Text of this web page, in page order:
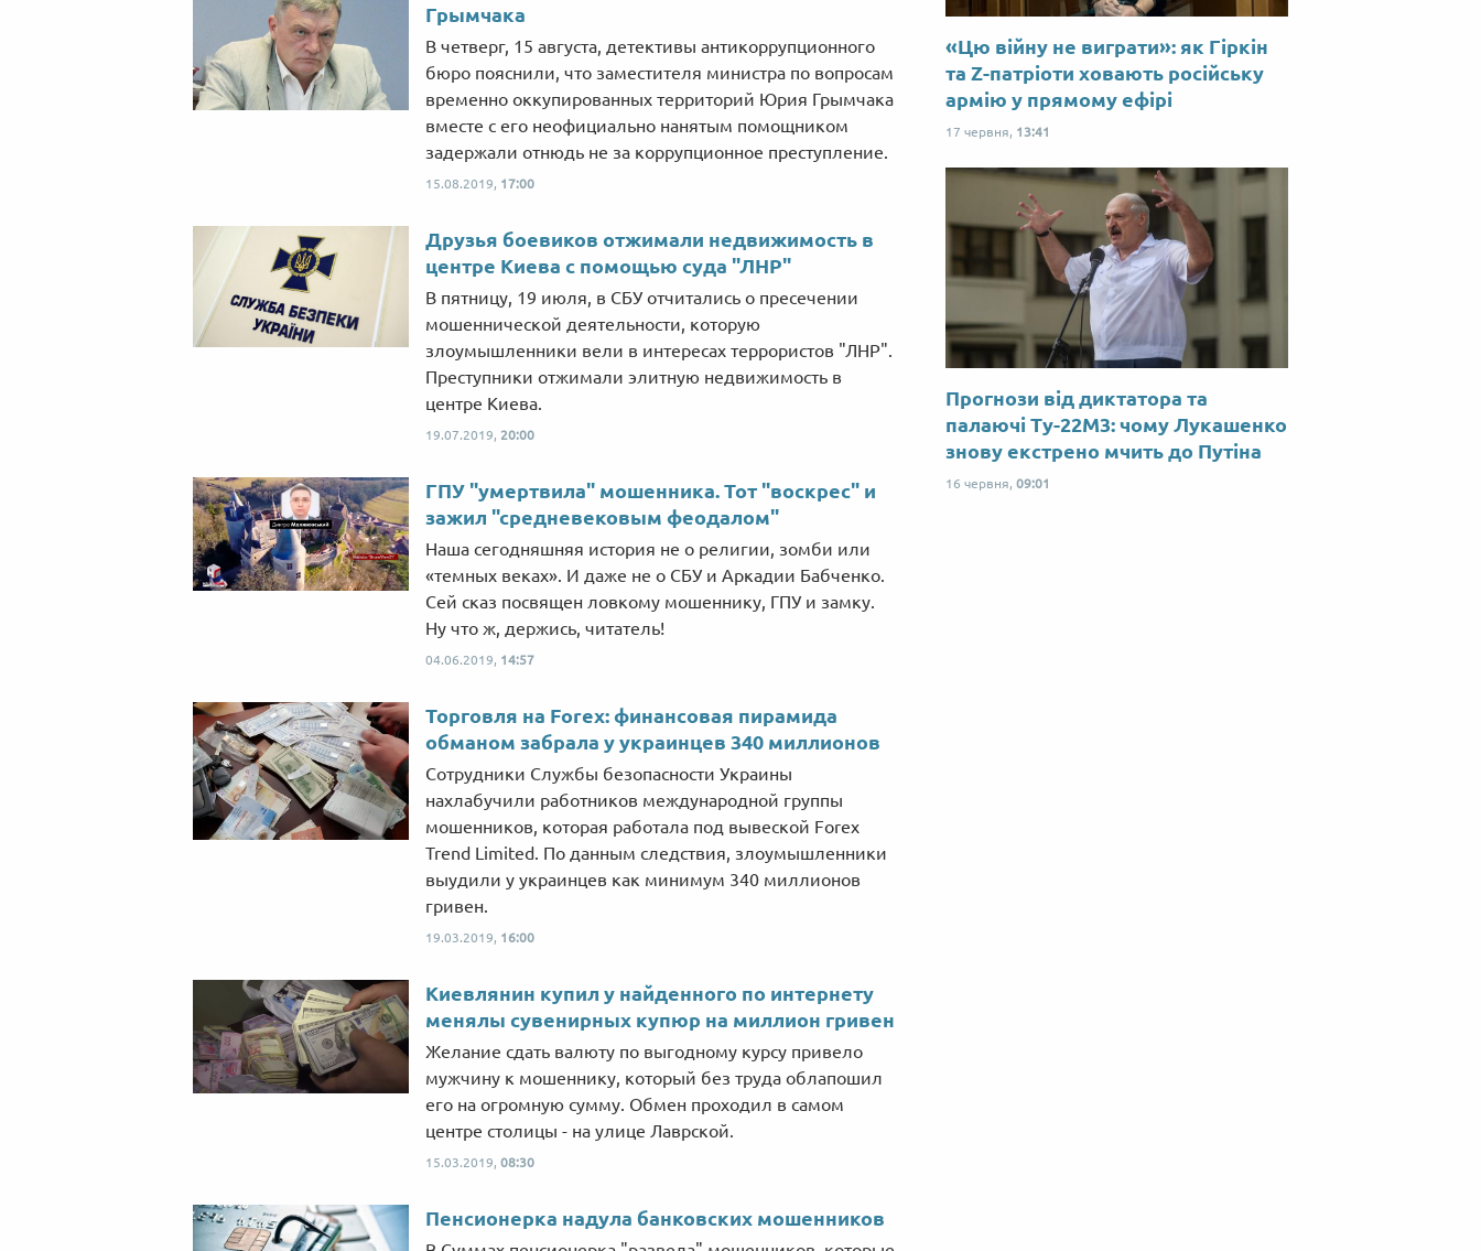
Грымчака
В четверг, 15 августа, детективы антикоррупционного
бюро пояснили, что заместителя министра по вопросам
временно оккупированных территорий Юрия Грымчака
вместе с его неофициально нанятым помощником
задержали отнюдь не за коррупционное преступление.
15.08.2019, 17:00
Друзья боевиков отжимали недвижимость в
центре Киева с помощью суда "ЛНР"
В пятницу, 19 июля, в СБУ отчитались о пресечении
мошеннической деятельности, которую
злоумышленники вели в интересах террористов "ЛНР".
Преступники отжимали элитную недвижимость в
центре Киева.
19.07.2019, 20:00
ГПУ "умертвила" мошенника. Тот "воскрес" и
зажил "средневековым феодалом"
Наша сегодняшняя история не о религии, зомби или
«темных веках». И даже не о СБУ и Аркадии Бабченко.
Сей сказ посвящен ловкому мошеннику, ГПУ и замку.
Ну что ж, держись, читатель!
04.06.2019, 14:57
Торговля на Forex: финансовая пирамида
обманом забрала у украинцев 340 миллионов
Сотрудники Службы безопасности Украины
нахлабучили работников международной группы
мошенников, которая работала под вывеской Forex
Trend Limіted. По данным следствия, злоумышленники
выудили у украинцев как минимум 340 миллионов
гривен.
19.03.2019, 16:00
Киевлянин купил у найденного по интернету
менялы сувенирных купюр на миллион гривен
Желание сдать валюту по выгодному курсу привело
мужчину к мошеннику, который без труда облапошил
его на огромную сумму. Обмен проходил в самом
центре столицы - на улице Лаврской.
15.03.2019, 08:30
Пенсионерка надула банковских мошенников
«Цю війну не виграти»: як Гіркін
та Z-патріоти ховають російську
армію у прямому ефірі
17 червня, 13:41
Прогнози від диктатора та
палаючі Ту-22М3: чому Лукашенко
знову екстрено мчить до Путіна
16 червня, 09:01